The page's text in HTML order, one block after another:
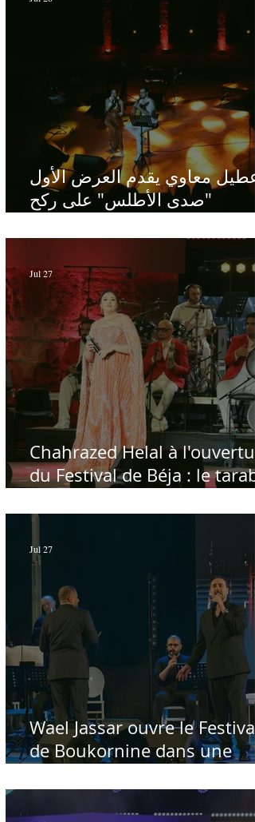
عطيل معاوي يقدم العرض الأول
"صدى الأطلس" على ركح
طابعها الخاص
Chahrazed Helal à
du Festival de Béja : le tarab
Jul 27
Wael Jassar ouvre le Festival
de Boukornine dans une
à guichets fermés - Par
Jul 27